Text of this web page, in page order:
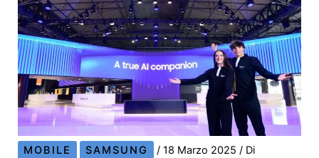
MOBILE SAMSUNG /18 Marzo 2025/ Di